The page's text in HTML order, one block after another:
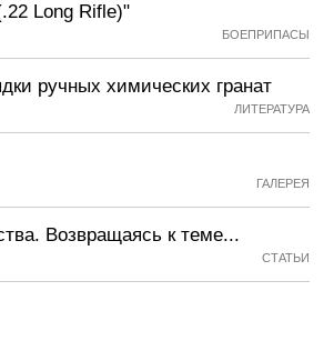
Long Rifle)"
БОЕПРИПАСЫ
ручных химических гранат
ЛИТЕРАТУРА
ГАЛЕРЕЯ
Возвращаясь к теме...
СТАТЬИ